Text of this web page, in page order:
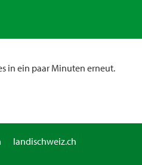
in ein paar Minuten erneut.
landischweiz.ch